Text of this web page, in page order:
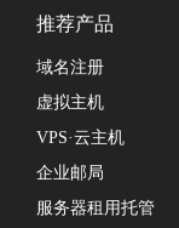
推荐产品
域名注册
虚拟主机
VPS·云主机
企业邮局
服务器租用托管